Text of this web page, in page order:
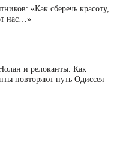
«Как сберечь красоту,
нас…»
и релоканты. Как
повторяют путь Одиссея